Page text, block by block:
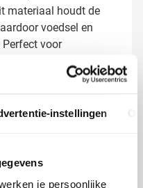
instellingen
je persoonlijke
materiaal houdt de
voedsel en
voor
maken we van
in één of meerdere